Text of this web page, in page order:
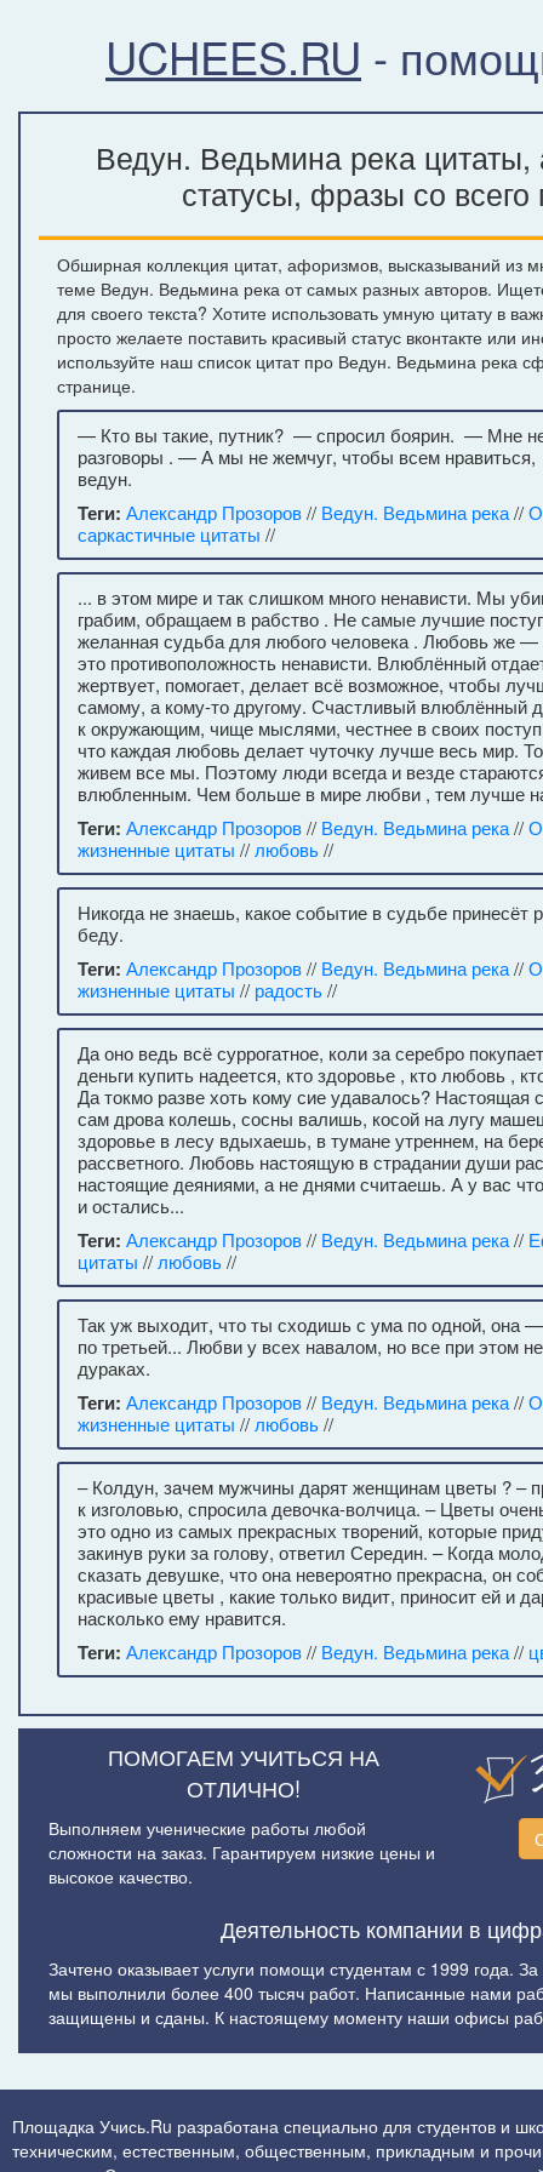
UCHEES.RU -
Ведун. Ведьмина река
статусы, фразы со
Обширная коллекция цитат, афоризмов, высказываний из
теме Ведун. Ведьмина река от самых разных авторов.
для своего текста? Хотите использовать умную цитату в
просто желаете поставить красивый статус вконтакте или
используйте наш список цитат про Ведун. Ведьмина река
странице.
— Кто вы такие, путник? — спросил боярин. — Мне
разговоры . — А мы не жемчуг, чтобы всем
ведун.
Теги: Александр Прозоров// Ведун. Ведьмина река//
саркастичные цитаты //
... в этом мире и так слишком много ненависти. Мы
грабим, обращаем в рабство . Не самые лучшие
желанная судьба для любого человека . Любовь же —
это противоположность ненависти. Влюблённый
жертвует, помогает, делает всё возможное, чтобы
самому, а кому-то другому. Счастливый влюблённый
к окружающим, чище мыслями, честнее в своих
что каждая любовь делает чуточку лучше весь мир.
живем все мы. Поэтому люди всегда и везде
влюбленным. Чем больше в мире любви , тем лучше
Теги: Александр Прозоров// Ведун. Ведьмина река//
жизненные цитаты // любовь//
Никогда не знаешь, какое событие в судьбе принесёт
беду.
Теги: Александр Прозоров// Ведун. Ведьмина река//
жизненные цитаты // радость//
Да оно ведь всё суррогатное, коли за серебро
деньги купить надеется, кто здоровье , кто любовь ,
Да токмо разве хоть кому сие удавалось? Настоящая
сам дрова колешь, сосны валишь, косой на лугу
здоровье в лесу вдыхаешь, в тумане утреннем, на
рассветного. Любовь настоящую в страдании души
настоящие деяниями, а не днями считаешь. А у вас
и остались...
Теги: Александр Прозоров// Ведун. Ведьмина река//
цитаты // любовь//
Так уж выходит, что ты сходишь с ума по одной, она
по третьей... Любви у всех навалом, но все при этом
дураках.
Теги: Александр Прозоров// Ведун. Ведьмина река//
жизненные цитаты // любовь//
– Колдун, зачем мужчины дарят женщинам цветы ? –
к изголовью, спросила девочка-волчица. – Цветы
это одно из самых прекрасных творений, которые
закинув руки за голову, ответил Середин. – Когда
сказать девушке, что она невероятно прекрасна, он
красивые цветы , какие только видит, приносит ей и
насколько ему нравится.
Теги: Александр Прозоров// Ведун. Ведьмина река//
ПОМОГАЕМ УЧИТЬСЯ НА
ОТЛИЧНО!
Выполняем ученические работы любой
сложности на заказ. Гарантируем низкие цены и
высокое качество.
Деятельность компании в
Зачтено оказывает услуги помощи студентам с 1999 года.
мы выполнили более 400 тысяч работ. Написанные нами
защищены и сданы. К настоящему моменту наши офисы
Площадка Учись.Ru разработана специально для студентов и
техническим, естественным, общественным, прикладным и